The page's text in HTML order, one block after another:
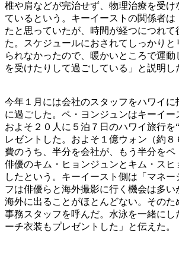
椎や肩などが完治せず、物理治療を受け
ているという。キーイーストの関係者は
たと思っていたが、時間が経つにつれて
た。スケジュールにおされてしっかりと
られなかったので、暖かいところで運動
を受けたりして過ごしている」と説明し
今年１月には会社のスタッフをハワイに
に過ごした。ペ・ヨンジュンはキーイー
およそ２０人に５泊７日のハワイ旅行を
レゼントした。およそ１億ウォン（約８
費のうち、半分を会社が、もう半分をペ
俳優のキム・ヒョンジュンとキム・スヒ
したという。キーイースト側は「マネー
フは俳優らと海外撮影に行く機会は多い
海外に出ることがほとんどない。そのた
事務スタッフを呼んだ。水泳を一緒にし
ーチ衣装もプレゼントした」と伝えた。